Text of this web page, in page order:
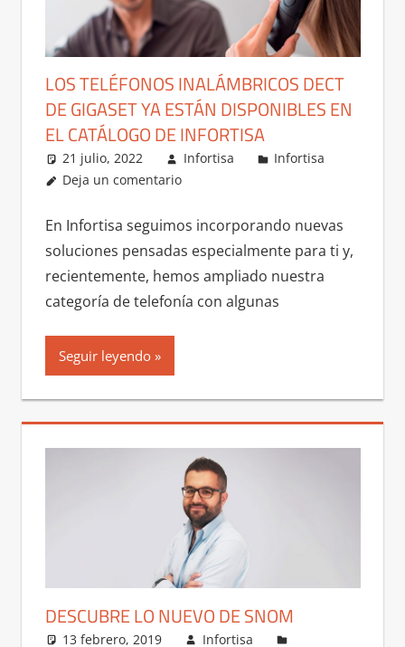
LOS TELÉFONOS INALÁMBRICOS DECT
DE GIGASET YA ESTÁN DISPONIBLES EN
EL CATÁLOGO DE INFORTISA
21 julio, 2022 Infortisa
Infortisa
Deja un comentario
En Infortisa seguimos incorporando nuevas
soluciones pensadas especialmente para ti y,
recientemente, hemos ampliado nuestra
categoría de telefonía con algunas
Seguir leyendo
DESCUBRE LO NUEVO DE SNOM
13 febrero, 2019 Infortisa